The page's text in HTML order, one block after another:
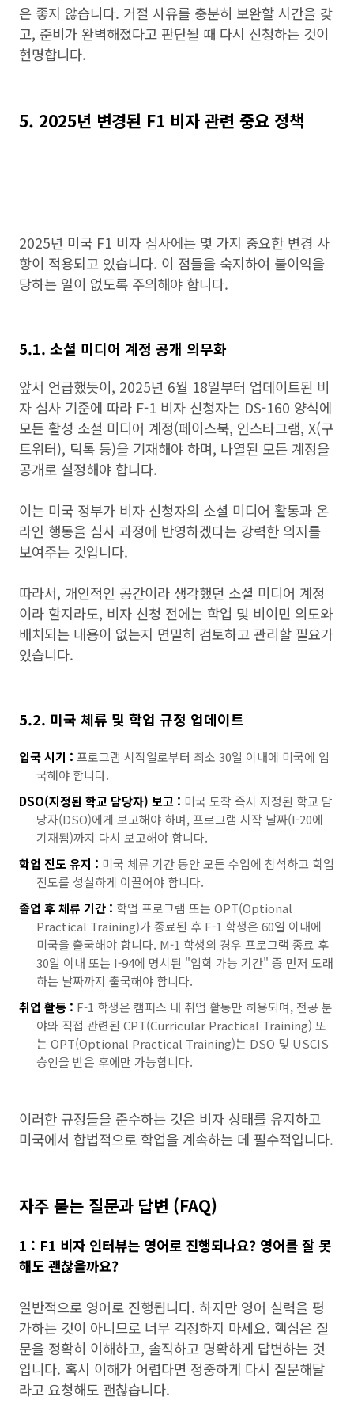
은 좋지 않습니다. 거절 사유를 충분히 보완할 시간을 갖
고, 준비가 완벽해졌다고 판단될 때 다시 신청하는 것이
현명합니다.
5. 2025년 변경된 F1 비자 관련 중요 정책
2025년 미국 F1 비자 심사에는 몇 가지 중요한 변경 사
항이 적용되고 있습니다. 이 점들을 숙지하여 불이익을
당하는 일이 없도록 주의해야 합니다.
5.1. 소셜 미디어 계정 공개 의무화
앞서 언급했듯이, 2025년 6월 18일부터 업데이트된 비
자 심사 기준에 따라 F-1 비자 신청자는 DS-160 양식에
모든 활성 소셜 미디어 계정(페이스북, 인스타그램, X(구
트위터), 틱톡 등)을 기재해야 하며, 나열된 모든 계정을
공개로 설정해야 합니다.
이는 미국 정부가 비자 신청자의 소셜 미디어 활동과 온
라인 행동을 심사 과정에 반영하겠다는 강력한 의지를
보여주는 것입니다.
따라서, 개인적인 공간이라 생각했던 소셜 미디어 계정
이라 할지라도, 비자 신청 전에는 학업 및 비이민 의도와
배치되는 내용이 없는지 면밀히 검토하고 관리할 필요가
있습니다.
5.2. 미국 체류 및 학업 규정 업데이트
입국 시기 : 프로그램 시작일로부터 최소 30일 이내에 미국에 입
국해야 합니다.
DSO(지정된 학교 담당자) 보고 : 미국 도착 즉시 지정된 학교 담
당자(DSO)에게 보고해야 하며, 프로그램 시작 날짜(I-20에
기재됨)까지 다시 보고해야 합니다.
학업 진도 유지 : 미국 체류 기간 동안 모든 수업에 참석하고 학업
진도를 성실하게 이끌어야 합니다.
졸업 후 체류 기간 : 학업 프로그램 또는 OPT(Optional
Practical Training)가 종료된 후 F-1 학생은 60일 이내에
미국을 출국해야 합니다. M-1 학생의 경우 프로그램 종료 후
30일 이내 또는 I-94에 명시된 "입학 가능 기간" 중 먼저 도래
하는 날짜까지 출국해야 합니다.
취업 활동 : F-1 학생은 캠퍼스 내 취업 활동만 허용되며, 전공 분
야와 직접 관련된 CPT(Curricular Practical Training) 또
는 OPT(Optional Practical Training)는 DSO 및 USCIS
승인을 받은 후에만 가능합니다.
이러한 규정들을 준수하는 것은 비자 상태를 유지하고
미국에서 합법적으로 학업을 계속하는 데 필수적입니다.
자주 묻는 질문과 답변 (FAQ)
1 : F1 비자 인터뷰는 영어로 진행되나요? 영어를 잘 못
해도 괜찮을까요?
일반적으로 영어로 진행됩니다. 하지만 영어 실력을 평
가하는 것이 아니므로 너무 걱정하지 마세요. 핵심은 질
문을 정확히 이해하고, 솔직하고 명확하게 답변하는 것
입니다. 혹시 이해가 어렵다면 정중하게 다시 질문해달
라고 요청해도 괜찮습니다.